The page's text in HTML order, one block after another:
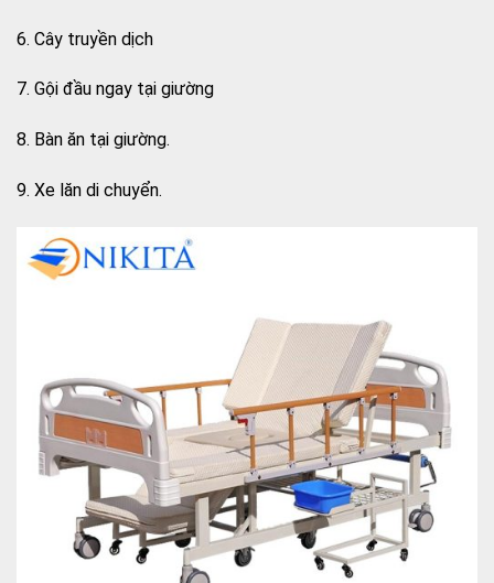
6. Cây truyền dịch
7. Gội đầu ngay tại giường
8. Bàn ăn tại giường.
9. Xe lăn di chuyển.